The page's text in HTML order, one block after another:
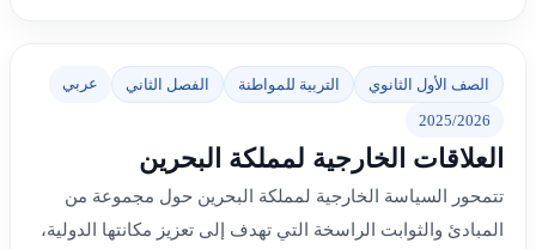
الصف الأول الثانوي التربية للمواطنة الفصل الثاني عربي
2025/2026
العلاقات الخارجية لمملكة البحرين
تتمحور السياسة الخارجية لمملكة البحرين حول مجموعة من
المبادئ والثوابت الراسخة التي تهدف إلى تعزيز مكانتها الدولية،